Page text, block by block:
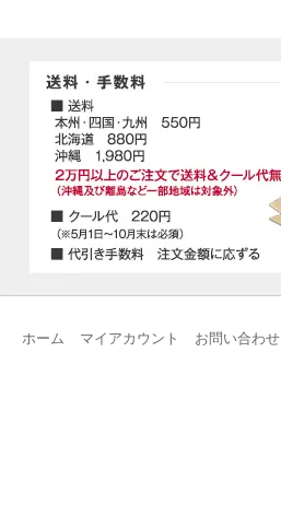
ホーム マイアカウント お問い合わせ